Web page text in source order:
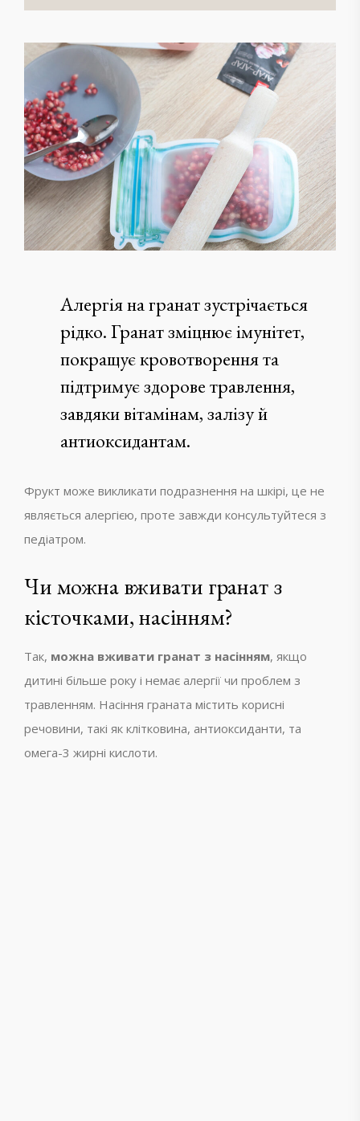
Алергія на гранат зустрічається
рідко. Гранат зміцнює імунітет,
покращує кровотворення та
підтримує здорове травлення,
завдяки вітамінам, залізу й
антиоксидантам.
Фрукт може викликати подразнення на шкірі, це не
являється алергією, проте завжди консультуйтеся з
педіатром.
Чи можна вживати гранат з
кісточками, насінням?
Так, можна вживати гранат з насінням, якщо
дитині більше року і немає алергії чи проблем з
травленням. Насіння граната містить корисні
речовини, такі як клітковина, антиоксиданти, та
омега-3 жирні кислоти.